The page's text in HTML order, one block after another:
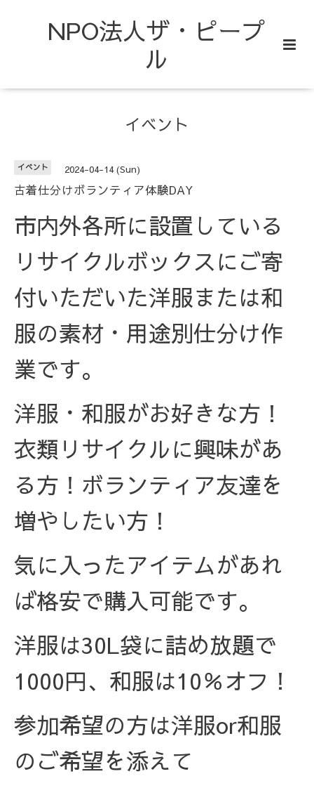
NPO法人ザ・ピープ
ル
イベント
イベント 2024-04-14 (Sun)
古着仕分けボランティア体験DAY
市内外各所に設置している
リサイクルボックスにご寄
付いただいた洋服または和
服の素材・用途別仕分け作
業です。
洋服・和服がお好きな方！
衣類リサイクルに興味があ
る方！ボランティア友達を
増やしたい方！
気に入ったアイテムがあれ
ば格安で購入可能です。
洋服は30L袋に詰め放題で
1000円、和服は10％オフ！
参加希望の方は洋服or和服
のご希望を添えて